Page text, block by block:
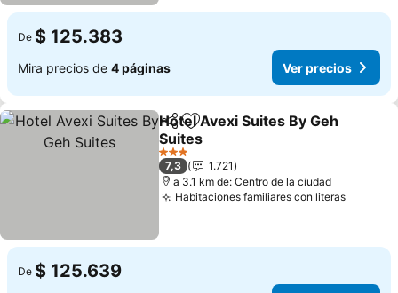
De $ 125.383
Mira precios de 4 páginas Ver precios
CompartirAgregar a favoritos
Hotel Avexi Suites By Geh
Suites
Ver precios
3 Estrellas
7,3
1.721
a 3.1 km de: Centro de la ciudad
Habitaciones familiares con literasVer
De $ 125.639